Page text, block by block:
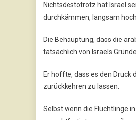
Nichtsdestotrotz hat Israel
durchkämmen, langsam
Die Behauptung, dass die
tatsächlich von Israels
Er hoffte, dass es den Druck
zurückkehren zu lassen.
Selbst wenn die Flüchtlinge